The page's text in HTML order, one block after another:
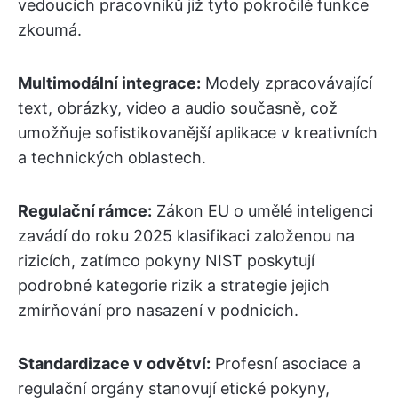
vedoucích pracovníků již tyto pokročilé funkce
zkoumá.
Multimodální integrace: Modely zpracovávající
text, obrázky, video a audio současně, což
umožňuje sofistikovanější aplikace v kreativních
a technických oblastech.
Regulační rámce: Zákon EU o umělé inteligenci
zavádí do roku 2025 klasifikaci založenou na
rizicích, zatímco pokyny NIST poskytují
podrobné kategorie rizik a strategie jejich
zmírňování pro nasazení v podnicích.
Standardizace v odvětví: Profesní asociace a
regulační orgány stanovují etické pokyny,